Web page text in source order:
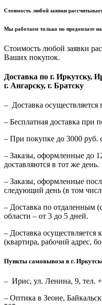
Стоимость любой заявки
Мы работаем только по предоплате
Стоимость любой заявки
Ваших покупок.
Доставка по г. Иркутску,
г. Ангарску, г. Братску
– Доставка
– Бесплатная доставка при
– При покупке до 3000 руб.
– Заказы, оформленные до
доставляются в тот же день.
– Заказы, оформленные
следующий день (в том
– Доставка по отдаленным
области – от 3 до 5 дней.
– Доставка осуществляется
(квартира, рабочий адрес,
Пункты самовывоза в г.
– Ирис, ул. Ленина, 9, тел.
– Оптика в Зеоне,